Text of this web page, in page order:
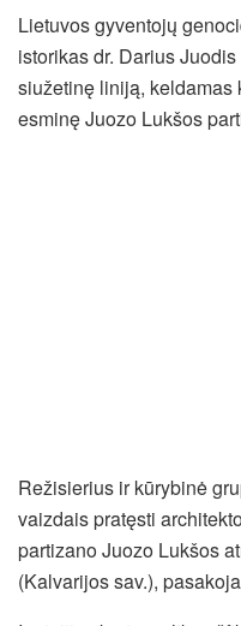
Lietuvos gyventojų
istorikas dr. Darius
siužetinę liniją,
esminę Juozo Lukšos
Režisierius ir kūrybinė
vaizdais pratęsti
partizano Juozo Lukšos
(Kalvarijos sav.),